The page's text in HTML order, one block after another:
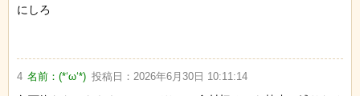
にしろ
4 名前：(*‘ω‘*) 投稿日： 2026年6月30日 10:11:14